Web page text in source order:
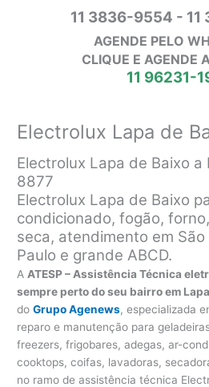
11 3836-9554 -
AGENDE PELO
CLIQUE E AGENDE
11 96231-
Electrolux Lapa de
Electrolux Lapa de Baixo a
8877
Electrolux Lapa de Baixo
condicionado, fogão,
seca, atendimento em
Paulo e grande ABCD.
A ATESP – Assistência Técnica
sempre perto do seu bairro em
doGrupo Agenews, especializada
reparo e manutenção para
freezers, frigobares, adegas, ar-
cooktops, coifas, lavadoras,
no ramo de assistência técnica